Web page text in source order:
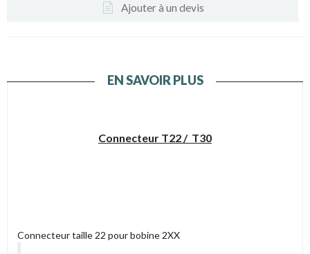
Ajouter à un devis
EN SAVOIR PLUS
Connecteur T22 / T30
Connecteur taille 22 pour bobine 2XX